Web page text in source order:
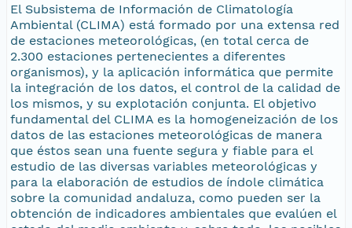
El Subsistema de Información de Climatología
Ambiental (CLIMA) está formado por una extensa red
de estaciones meteorológicas, (en total cerca de
2.300 estaciones pertenecientes a diferentes
organismos), y la aplicación informática que permite
la integración de los datos, el control de la calidad de
los mismos, y su explotación conjunta. El objetivo
fundamental del CLIMA es la homogeneización de los
datos de las estaciones meteorológicas de manera
que éstos sean una fuente segura y fiable para el
estudio de las diversas variables meteorológicas y
para la elaboración de estudios de índole climática
sobre la comunidad andaluza, como pueden ser la
obtención de indicadores ambientales que evalúen el